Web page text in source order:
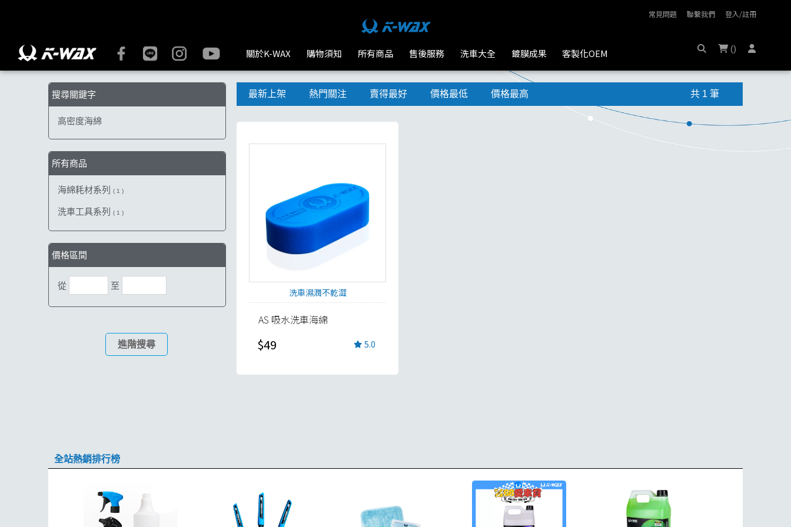
常見問題 聯繫我們 登入/註冊
()
關於K-WAX 購物須知 所有商品 售後服務 洗車大全 鍍膜成果 客製化OEM
搜尋關鍵字
高密度海綿
所有商品
海綿耗材系列 ( 1 )
洗車工具系列 ( 1 )
價格區間
從 至
進階搜尋
最新上架 熱門關注 賣得最好 價格最低 價格最高 共 1 筆
洗車濕潤不乾澀
AS 吸水洗車海綿
$49 5.0
全站熱銷排行榜